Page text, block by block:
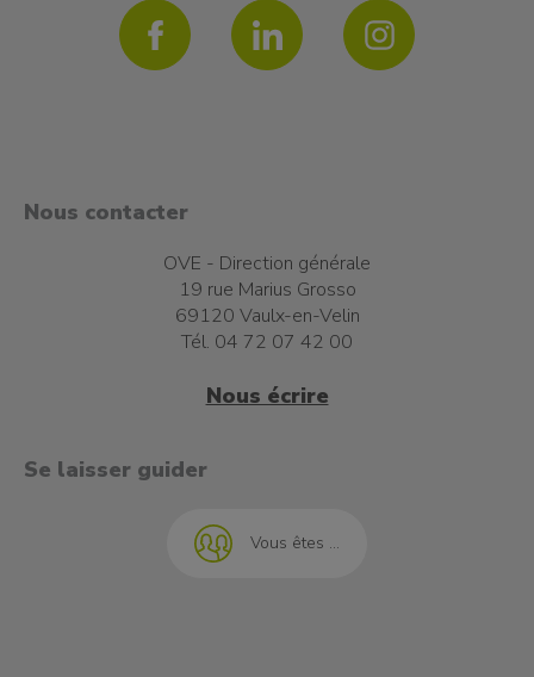
Nous contacter
OVE - Direction générale
19 rue Marius Grosso
69120 Vaulx-en-Velin
Tél. 04 72 07 42 00
Nous écrire
Se laisser guider
Vous êtes ...